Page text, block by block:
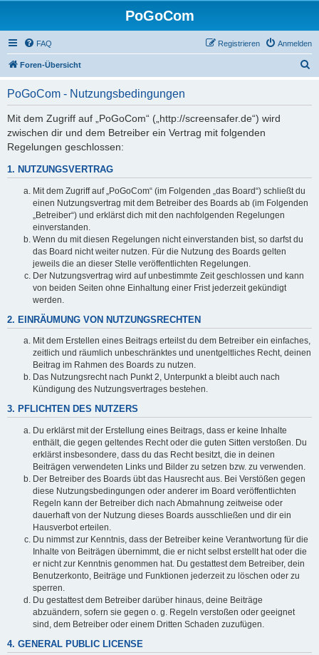
PoGoCom
FAQ Anmelden
Registrieren
Foren-Übersicht
PoGoCom - Nutzungsbedingungen
Mit dem Zugriff auf „PoGoCom“ („http://screensafer.de“) wird
zwischen dir und dem Betreiber ein Vertrag mit folgenden
Regelungen geschlossen:
1. NUTZUNGSVERTRAG
Mit dem Zugriff auf „PoGoCom“ (im Folgenden „das Board“) schließt du
einen Nutzungsvertrag mit dem Betreiber des Boards ab (im Folgenden
„Betreiber“) und erklärst dich mit den nachfolgenden Regelungen
einverstanden.
Wenn du mit diesen Regelungen nicht einverstanden bist, so darfst du
das Board nicht weiter nutzen. Für die Nutzung des Boards gelten
jeweils die an dieser Stelle veröffentlichten Regelungen.
Der Nutzungsvertrag wird auf unbestimmte Zeit geschlossen und kann
von beiden Seiten ohne Einhaltung einer Frist jederzeit gekündigt
werden.
2. EINRÄUMUNG VON NUTZUNGSRECHTEN
Mit dem Erstellen eines Beitrags erteilst du dem Betreiber ein einfaches,
zeitlich und räumlich unbeschränktes und unentgeltliches Recht, deinen
Beitrag im Rahmen des Boards zu nutzen.
Das Nutzungsrecht nach Punkt 2, Unterpunkt a bleibt auch nach
Kündigung des Nutzungsvertrages bestehen.
3. PFLICHTEN DES NUTZERS
Du erklärst mit der Erstellung eines Beitrags, dass er keine Inhalte
enthält, die gegen geltendes Recht oder die guten Sitten verstoßen. Du
erklärst insbesondere, dass du das Recht besitzt, die in deinen
Beiträgen verwendeten Links und Bilder zu setzen bzw. zu verwenden.
Der Betreiber des Boards übt das Hausrecht aus. Bei Verstößen gegen
diese Nutzungsbedingungen oder anderer im Board veröffentlichten
Regeln kann der Betreiber dich nach Abmahnung zeitweise oder
dauerhaft von der Nutzung dieses Boards ausschließen und dir ein
Hausverbot erteilen.
Du nimmst zur Kenntnis, dass der Betreiber keine Verantwortung für die
Inhalte von Beiträgen übernimmt, die er nicht selbst erstellt hat oder die
er nicht zur Kenntnis genommen hat. Du gestattest dem Betreiber, dein
Benutzerkonto, Beiträge und Funktionen jederzeit zu löschen oder zu
sperren.
Du gestattest dem Betreiber darüber hinaus, deine Beiträge
abzuändern, sofern sie gegen o. g. Regeln verstoßen oder geeignet
sind, dem Betreiber oder einem Dritten Schaden zuzufügen.
4. GENERAL PUBLIC LICENSE